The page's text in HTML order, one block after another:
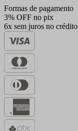
Formas de pagamento
3% OFF no pix
6x sem juros no crédito